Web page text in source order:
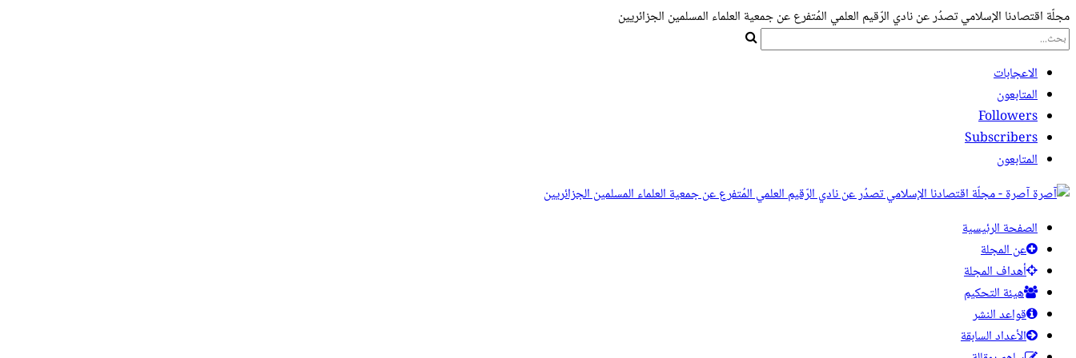
مجلّة اقتصادنا الإسلامي تصدُر عن نادي الرّقيم العلمي المُتفرع عن جمعية العلماء المسلمين الجزائريين
الاعجابات
المتابعون
Followers
Subscribers
المتابعون
آصرة - مجلّة اقتصادنا الإسلامي تصدُر عن نادي الرّقيم العلمي المُتفرع عن جمعية العلماء المسلمين الجزائريين
الصفحة الرئيسية
عن المجلة
أهداف المجلة
هيئة التحكيم
قواعد النشر
الأعداد السابقة